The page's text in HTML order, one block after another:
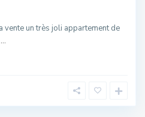
vente un très joli appartement de
...